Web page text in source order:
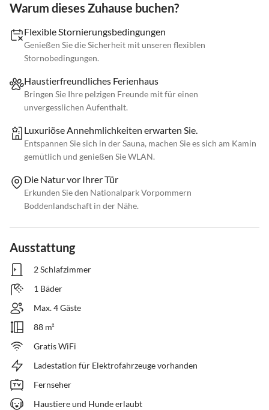
Warum dieses Zuhause buchen?
Flexible Stornierungsbedingungen
Genießen Sie die Sicherheit mit unseren flexiblen
Stornobedingungen.
Haustierfreundliches Ferienhaus
Bringen Sie Ihre pelzigen Freunde mit für einen
unvergesslichen Aufenthalt.
Luxuriöse Annehmlichkeiten erwarten Sie.
Entspannen Sie sich in der Sauna, machen Sie es sich am Kamin
gemütlich und genießen Sie WLAN.
Die Natur vor Ihrer Tür
Erkunden Sie den Nationalpark Vorpommern
Boddenlandschaft in der Nähe.
Ausstattung
2 Schlafzimmer
1 Bäder
Max. 4 Gäste
88 m²
Gratis WiFi
Ladestation für Elektrofahrzeuge vorhanden
Fernseher
Haustiere und Hunde erlaubt